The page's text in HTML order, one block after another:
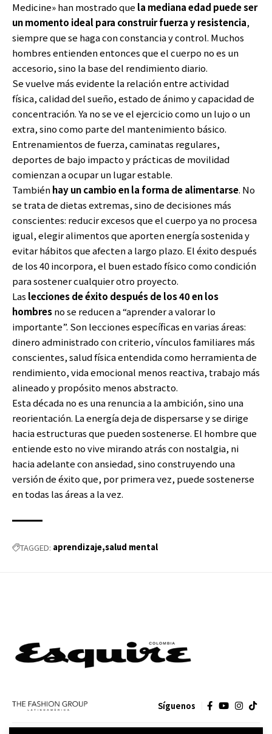
Medicine» han mostrado que la mediana edad puede ser
un momento ideal para construir fuerza y resistencia,
siempre que se haga con constancia y control. Muchos
hombres entienden entonces que el cuerpo no es un
accesorio, sino la base del rendimiento diario.
Se vuelve más evidente la relación entre actividad
física, calidad del sueño, estado de ánimo y capacidad de
concentración. Ya no se ve el ejercicio como un lujo o un
extra, sino como parte del mantenimiento básico.
Entrenamientos de fuerza, caminatas regulares,
deportes de bajo impacto y prácticas de movilidad
comienzan a ocupar un lugar estable.
Tambiénhay un cambio en la forma de alimentarse. No
se trata de dietas extremas, sino de decisiones más
conscientes: reducir excesos que el cuerpo ya no procesa
igual, elegir alimentos que aporten energía sostenida y
evitar hábitos que afecten a largo plazo. El éxito después
de los 40 incorpora, el buen estado físico como condición
para sostener cualquier otro proyecto.
Las lecciones deéxito después de los 40en los
hombresno se reducen a “aprender a valorar lo
importante”. Son lecciones específicas en varias áreas:
dinero administrado con criterio, vínculos familiares más
conscientes, salud física entendida como herramienta de
rendimiento, vida emocional menos reactiva, trabajo más
alineado y propósito menos abstracto.
Esta década no es una renuncia a la ambición, sino una
reorientación. La energía deja de dispersarse y se dirige
hacia estructuras que pueden sostenerse. El hombre que
entiende esto no vive mirando atrás con nostalgia, ni
hacia adelante con ansiedad, sino construyendo una
versión de éxito que, por primera vez, puede sostenerse
en todas las áreas a la vez.
TAGGED: aprendizaje salud mental
Síguenos